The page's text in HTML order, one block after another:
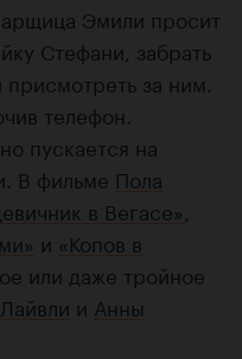
Эмили просит
Стефани, забрать
за ним.
телефон.
пускается на
В фильме Пола
в Вегасе»
и «Копов в
или даже тройное
и Анны